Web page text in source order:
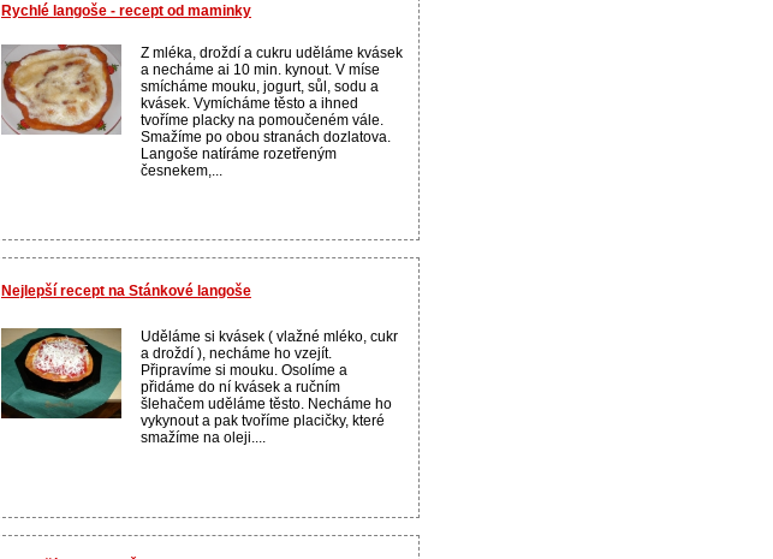
Rychlé langoše - recept od maminky
Z mléka, droždí a cukru uděláme kvásek
a necháme ai 10 min. kynout. V míse
smícháme mouku, jogurt, sůl, sodu a
kvásek. Vymícháme těsto a ihned
tvoříme placky na pomoučeném vále.
Smažíme po obou stranách dozlatova.
Langoše natíráme rozetřeným
česnekem,...
Nejlepší recept na Stánkové langoše
Uděláme si kvásek ( vlažné mléko, cukr
a droždí ), necháme ho vzejít.
Připravíme si mouku. Osolíme a
přidáme do ní kvásek a ručním
šlehačem uděláme těsto. Necháme ho
vykynout a pak tvoříme placičky, které
smažíme na oleji....